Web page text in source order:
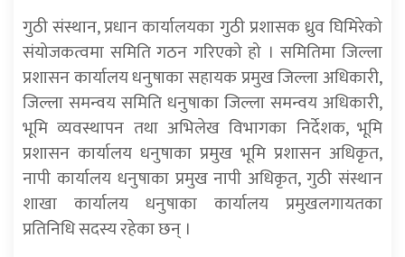
गुठी संस्थान, प्रधान कार्यालयका गुठी प्रशासक ध्रुव घिमिरेको
संयोजकत्वमा समिति गठन गरिएको हो । समितिमा जिल्ला
प्रशासन कार्यालय धनुषाका सहायक प्रमुख जिल्ला अधिकारी,
जिल्ला समन्वय समिति धनुषाका जिल्ला समन्वय अधिकारी,
भूमि व्यवस्थापन तथा अभिलेख विभागका निर्देशक, भूमि
प्रशासन कार्यालय धनुषाका प्रमुख भूमि प्रशासन अधिकृत,
नापी कार्यालय धनुषाका प्रमुख नापी अधिकृत, गुठी संस्थान
शाखा कार्यालय धनुषाका कार्यालय प्रमुखलगायतका
प्रतिनिधि सदस्य रहेका छन् ।